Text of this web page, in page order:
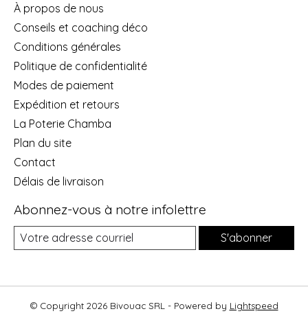
À propos de nous
Conseils et coaching déco
Conditions générales
Politique de confidentialité
Modes de paiement
Expédition et retours
La Poterie Chamba
Plan du site
Contact
Délais de livraison
Abonnez-vous à notre infolettre
S'abonner
© Copyright 2026 Bivouac SRL - Powered by Lightspeed